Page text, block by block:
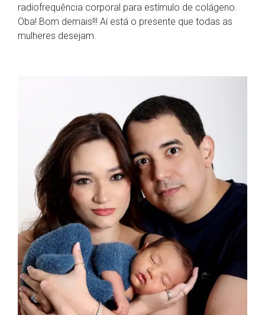
radiofrequência corporal para estímulo de colágeno.
Oba! Bom demais!!! Aí está o presente que todas as
mulheres desejam.